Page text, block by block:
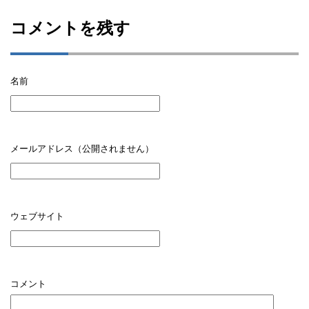
コメントを残す
名前
メールアドレス（公開されません）
ウェブサイト
コメント